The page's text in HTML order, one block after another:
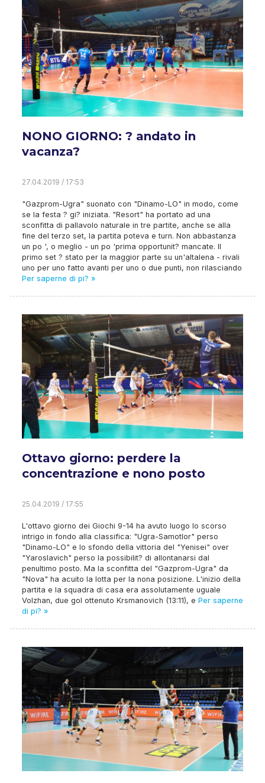
NONO GIORNO: ? andato in
vacanza?
27.04.2019 / 17:53
"Gazprom-Ugra" suonato con "Dinamo-LO" in modo, come
se la festa ? gi? iniziata. "Resort" ha portato ad una
sconfitta di pallavolo naturale in tre partite, anche se alla
fine del terzo set, la partita poteva e turn. Non abbastanza
un po ', o meglio - un po 'prima opportunit? mancate. Il
primo set ? stato per la maggior parte su un'altalena - rivali
uno per uno fatto avanti per uno o due punti, non rilasciando
Per saperne di pi? »
Ottavo giorno: perdere la
concentrazione e nono posto
25.04.2019 / 17:55
L'ottavo giorno dei Giochi 9-14 ha avuto luogo lo scorso
intrigo in fondo alla classifica: "Ugra-Samotlor" perso
"Dinamo-LO" e lo sfondo della vittoria del "Yenisei" over
"Yaroslavich" perso la possibilit? di allontanarsi dal
penultimo posto. Ma la sconfitta del "Gazprom-Ugra" da
"Nova" ha acuito la lotta per la nona posizione. L'inizio della
partita e la squadra di casa era assolutamente uguale
Volzhan, due gol ottenuto Krsmanovich (13:11), e Per saperne
di pi? »